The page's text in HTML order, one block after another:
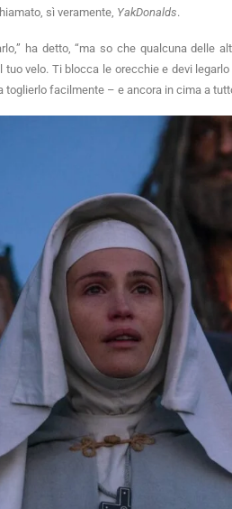
sì veramente, YakDonalds.
ha detto, “ma so che qualcuna delle
velo. Ti blocca le orecchie e devi
toglierlo facilmente – e ancora in cima a